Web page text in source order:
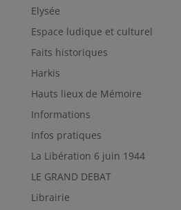
Elysée
Espace ludique et culturel
Faits historiques
Harkis
Hauts lieux de Mémoire
Informations
Infos pratiques
La Libération 6 juin 1944
LE GRAND DEBAT
Librairie